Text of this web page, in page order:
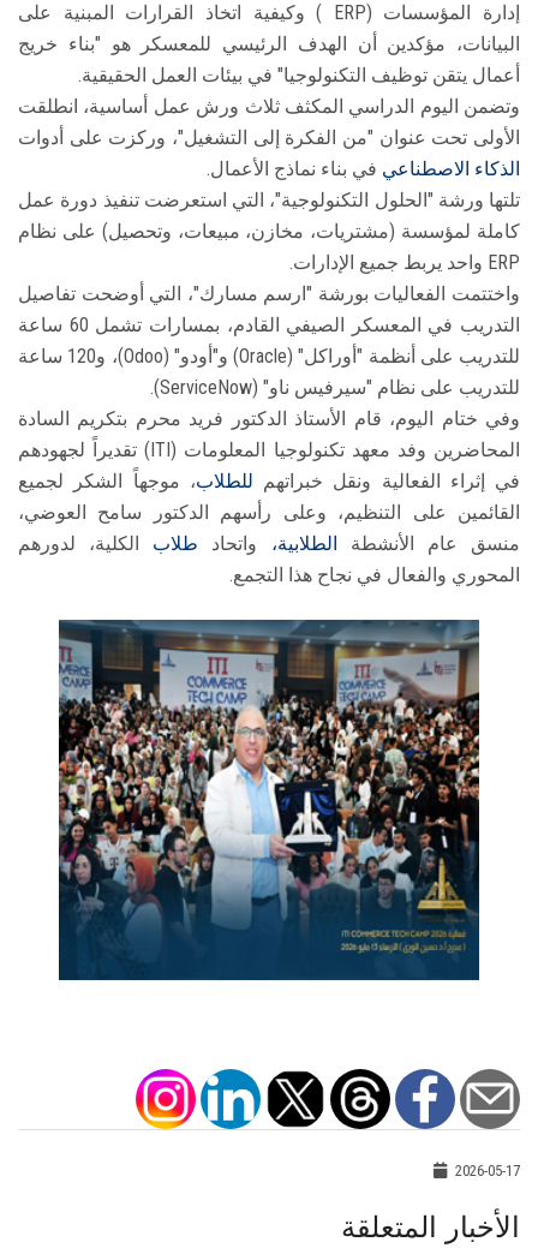
إدارة المؤسسات (ERP ) وكيفية اتخاذ القرارات المبنية على
البيانات، مؤكدين أن الهدف الرئيسي للمعسكر هو "بناء خريج
أعمال يتقن توظيف التكنولوجيا" في بيئات العمل الحقيقية.
وتضمن اليوم الدراسي المكثف ثلاث ورش عمل أساسية، انطلقت
الأولى تحت عنوان "من الفكرة إلى التشغيل"، وركزت على أدوات
الذكاء الاصطناعي في بناء نماذج الأعمال.
تلتها ورشة "الحلول التكنولوجية"، التي استعرضت تنفيذ دورة عمل
كاملة لمؤسسة (مشتريات، مخازن، مبيعات، وتحصيل) على نظام
ERP واحد يربط جميع الإدارات.
واختتمت الفعاليات بورشة "ارسم مسارك"، التي أوضحت تفاصيل
التدريب في المعسكر الصيفي القادم، بمسارات تشمل 60 ساعة
للتدريب على أنظمة "أوراكل" (Oracle) و"أودو" (Odoo)، و120 ساعة
للتدريب على نظام "سيرفيس ناو" (ServiceNow).
وفي ختام اليوم، قام الأستاذ الدكتور فريد محرم بتكريم السادة
المحاضرين وفد معهد تكنولوجيا المعلومات (ITI) تقديراً لجهودهم
في إثراء الفعالية ونقل خبراتهم للطلاب، موجهاً الشكر لجميع
القائمين على التنظيم، وعلى رأسهم الدكتور سامح العوضي،
منسق عام الأنشطة الطلابية، واتحاد طلاب الكلية، لدورهم
المحوري والفعال في نجاح هذا التجمع.
2026-05-17
الأخبار المتعلقة